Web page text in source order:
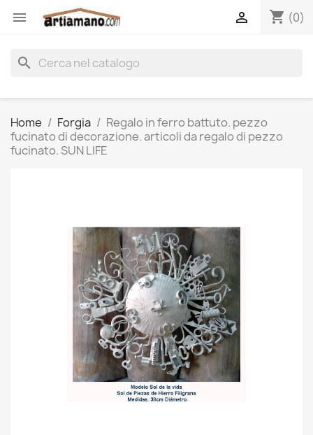
 shopping_cart (0)

search
Home Forgia
Regalo in ferro battuto. pezzo
fucinato di decorazione. articoli da regalo di pezzo
fucinato. SUN LIFE